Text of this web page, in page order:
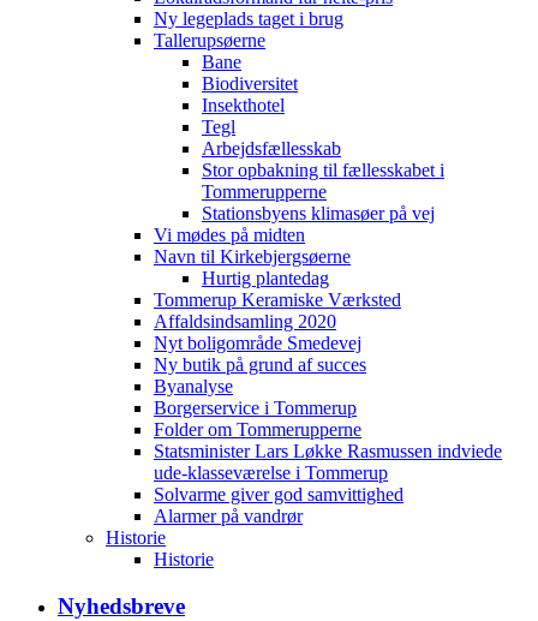
Ny legeplads taget i brug
Tallerupsøerne
Bane
Biodiversitet
Insekthotel
Tegl
Arbejdsfællesskab
Stor opbakning til fællesskabet i
Tommerupperne
Stationsbyens klimasøer på vej
Vi mødes på midten
Navn til Kirkebjergsøerne
Hurtig plantedag
Tommerup Keramiske Værksted
Affaldsindsamling 2020
Nyt boligområde Smedevej
Ny butik på grund af succes
Byanalyse
Borgerservice i Tommerup
Folder om Tommerupperne
Statsminister Lars Løkke Rasmussen indviede
ude-klasseværelse i Tommerup
Solvarme giver god samvittighed
Alarmer på vandrør
Historie
Historie
Nyhedsbreve